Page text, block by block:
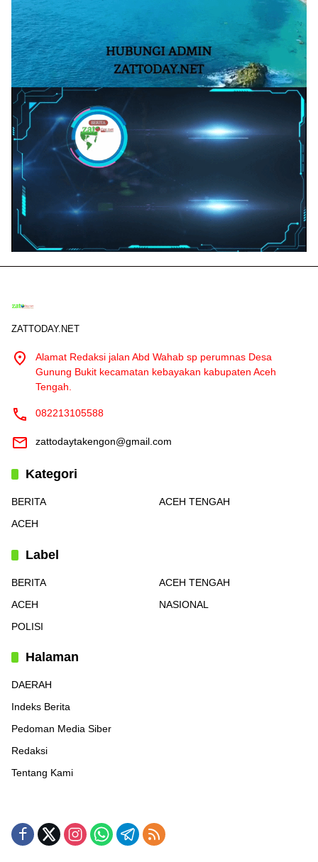
ZATTODAY.NET
Alamat Redaksi jalan Abd Wahab sp perumnas Desa
Gunung Bukit kecamatan kebayakan kabupaten Aceh
Tengah.
082213105588
zattodaytakengon@gmail.com
Kategori
BERITA
ACEH TENGAH
ACEH
Label
BERITA
ACEH TENGAH
ACEH
NASIONAL
POLISI
Halaman
DAERAH
Indeks Berita
Pedoman Media Siber
Redaksi
Tentang Kami